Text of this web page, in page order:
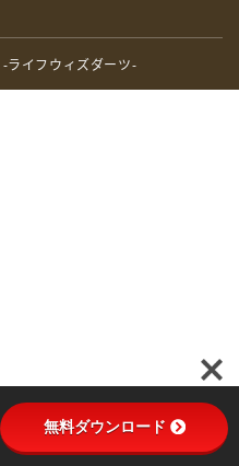
イフウィズダーツ-
無料ダウンロード